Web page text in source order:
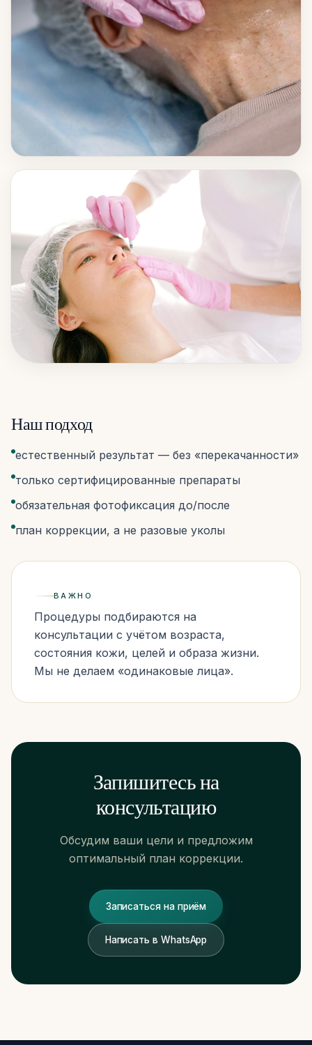
Наш подход
естественный результат — без «перекачанности»
только сертифицированные препараты
обязательная фотофиксация до/после
план коррекции, а не разовые уколы
ВАЖНО
Процедуры подбираются на
консультации с учётом возраста,
состояния кожи, целей и образа жизни.
Мы не делаем «одинаковые лица».
Запишитесь на
консультацию
Обсудим ваши цели и предложим
оптимальный план коррекции.
Записаться на приём
Написать в WhatsApp
КАК ДОБРАТЬСЯ
Carrer de Santaló, 105
08021 Barcelona